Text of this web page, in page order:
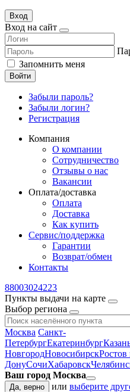
Вход
Вход на сайт
Запомнить меня
Войти
Забыли пароль?
Забыли логин?
Регистрация
Компания
О компании
Сотрудничество
Отзывы о нас
Вакансии
Оплата/доставка
Оплата
Доставка
Как купить
Сервис/поддержка
Гарантии
Возврат/обмен
Контакты
88003024223
Пункты выдачи на карте
Выбор региона
Москва Санкт-
ПетербургЕкатеринбург
НовгородНовосибирскРостов
ДонуСочиХабаровск
Ваш город Москва
Да, верно или выберите